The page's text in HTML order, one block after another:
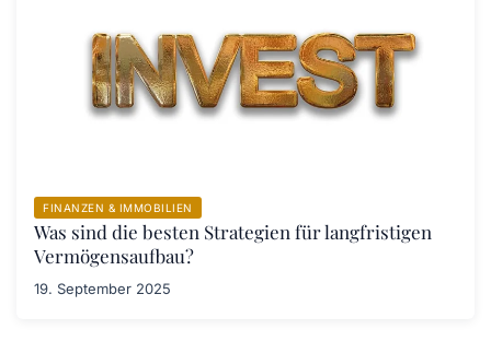
FINANZEN & IMMOBILIEN
Was sind die besten Strategien für langfristigen
Vermögensaufbau?
19. September 2025